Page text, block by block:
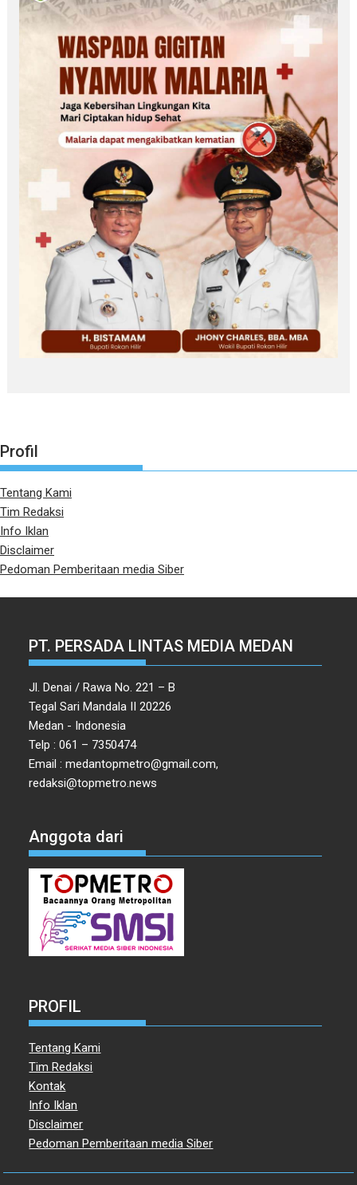
Profil
Tentang Kami
Tim Redaksi
Info Iklan
Disclaimer
Pedoman Pemberitaan media Siber
PT. PERSADA LINTAS MEDIA MEDAN
Jl. Denai / Rawa No. 221 – B
Tegal Sari Mandala II 20226
Medan - Indonesia
Telp : 061 – 7350474
Email : medantopmetro@gmail.com,
redaksi@topmetro.news
Anggota dari
PROFIL
Tentang Kami
Tim Redaksi
Kontak
Info Iklan
Disclaimer
Pedoman Pemberitaan media Siber